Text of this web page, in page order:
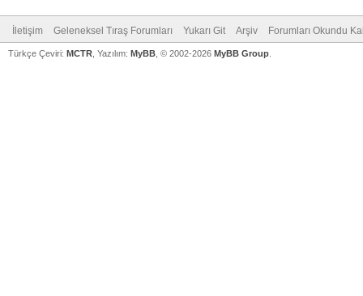
İletişim Geleneksel Tıraş Forumları Yukarı Git Arşiv Forumları Okundu
Türkçe Çeviri: MCTR , Yazılım: MyBB , © 2002-2026 MyBB Group